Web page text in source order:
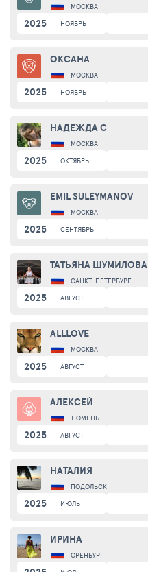
МОСКВА
2025 НОЯБРЬ
ОКСАНА
МОСКВА
2025 НОЯБРЬ
НАДЕЖДА С
МОСКВА
2025 ОКТЯБРЬ
EMIL SULEYMANOV
МОСКВА
2025 СЕНТЯБРЬ
ТАТЬЯНА ШУМИЛОВА
САНКТ-ПЕТЕРБУРГ
2025 АВГУСТ
ALLLOVE
МОСКВА
2025 АВГУСТ
АЛЕКСЕЙ
ТЮМЕНЬ
2025 АВГУСТ
НАТАЛИЯ
ПОДОЛЬСК
2025 ИЮЛЬ
ИРИНА
ОРЕНБУРГ